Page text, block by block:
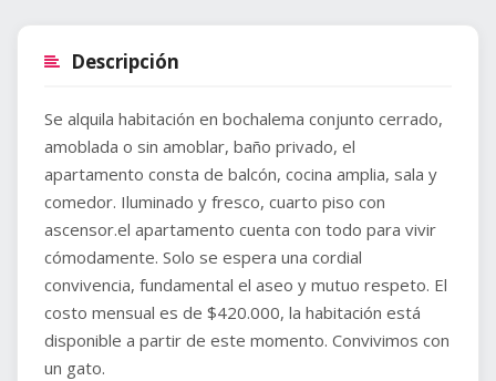
Descripción
Se alquila habitación en bochalema conjunto cerrado,
amoblada o sin amoblar, baño privado, el
apartamento consta de balcón, cocina amplia, sala y
comedor. Iluminado y fresco, cuarto piso con
ascensor.el apartamento cuenta con todo para vivir
cómodamente. Solo se espera una cordial
convivencia, fundamental el aseo y mutuo respeto. El
costo mensual es de $420.000, la habitación está
disponible a partir de este momento. Convivimos con
un gato.